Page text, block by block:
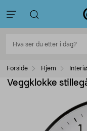
Forside Hjem
Veggklokke